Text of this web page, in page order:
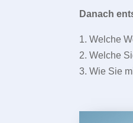
Danach
1. Welche
2. Welche
3. Wie Sie